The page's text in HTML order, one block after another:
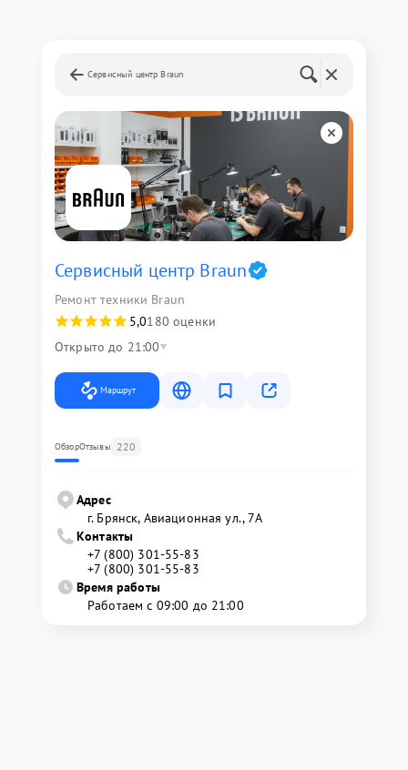
Сервисный центр Braun
Сервисный центр Braun
Ремонт техники Braun
5,0180 оценки
Открыто до 21:00
Маршрут
ОбзорОтзывы 220
Адрес
г. Брянск, Авиационная ул., 7А
Контакты
+7 (800) 301-55-83
+7 (800) 301-55-83
Время работы
Работаем с 09:00 до 21:00